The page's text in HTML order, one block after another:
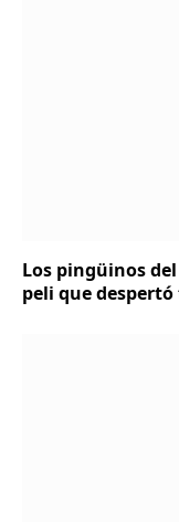
Los pingüinos
peli que